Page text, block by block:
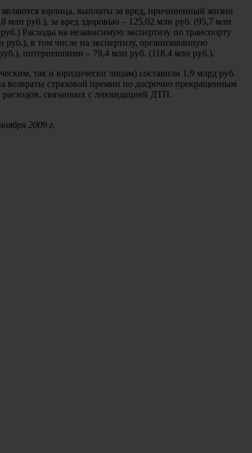
являются юрлица, выплаты за вред, причиненный жизни
млн руб.), за вред здоровью – 125,02 млн руб. (95,7 млн
Расходы на независимую экспертизу по транспорту
в том числе на экспертизу, организованную
потерпевшими – 79,4 млн руб. (118,4 млн руб.).
так и юридически лицам) составили 1,9 млрд руб.
возвраты страховой премии по досрочно прекращенным
связанных с ликвидацией ДТП.
2009 г.